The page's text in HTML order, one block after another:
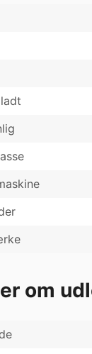
ligger
2 km til
nedenfor
af nogen
om